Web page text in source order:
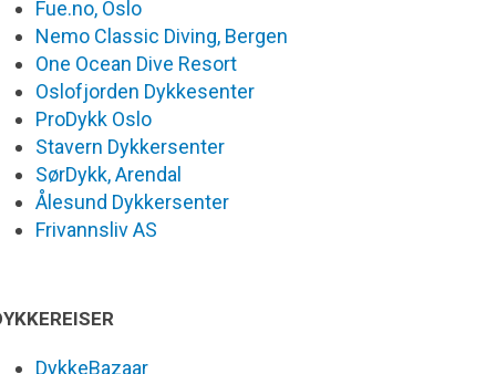
Fue.no, Oslo
Nemo Classic Diving, Bergen
One Ocean Dive Resort
Oslofjorden Dykkesenter
ProDykk Oslo
Stavern Dykkersenter
SørDykk, Arendal
Ålesund Dykkersenter
Frivannsliv AS
DykkeBazaar